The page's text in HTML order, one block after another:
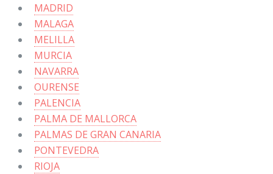
MADRID
MALAGA
MELILLA
MURCIA
NAVARRA
OURENSE
PALENCIA
PALMA DE MALLORCA
PALMAS DE GRAN CANARIA
PONTEVEDRA
RIOJA